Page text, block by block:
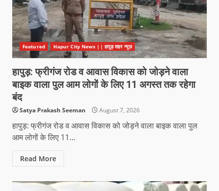
Featured Hapur City News || हापुड़ शहर न्यूज़
हापुड़: फ्रीगंज रोड व आवास विकास को जोड़ने वाला
बाइक वाला पुल आम लोगों के लिए 11 अगस्त तक रहेगा
बंद
Satya Prakash Seeman August 7, 2026
हापुड़: फ्रीगंज रोड व आवास विकास को जोड़ने वाला बाइक वाला पुल
आम लोगों के लिए 11...
Read More